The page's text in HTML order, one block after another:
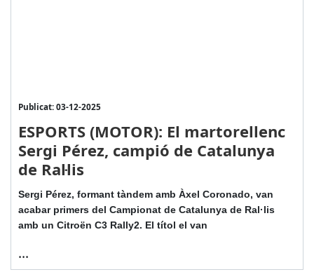
Publicat: 03-12-2025
ESPORTS (MOTOR): El martorellenc
Sergi Pérez, campió de Catalunya
de Ral·lis
Sergi Pérez, formant tàndem amb Àxel Coronado, van
acabar primers del Campionat de Catalunya de Ral·lis
amb un Citroën C3 Rally2. El títol el van
...